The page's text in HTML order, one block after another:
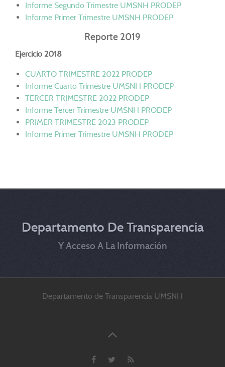
Informe Segundo Trimestre UMSNH PRODEP
Informe Primer Trimestre UMSNH PRODEP
Reporte 2019
Ejercicio 2018
CUARTO TRIMESTRE 2022 PRODEP
Informe Cuarto Trimestre UMSNH PRODEP
TERCER TRIMESTRE 2022 PRODEP
Informe Tercer Trimestre UMSNH PRODEP
PRIMER TRIMESTRE 2023 PRODEP
Informe Primer Trimestre UMSNH PRODEP
Departamento De Transparencia
Y Acceso A La Información
Departamento de Transparencia UMSNH